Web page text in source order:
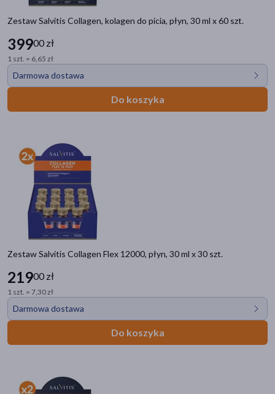
Zestaw Salvitis Collagen, kolagen do picia, płyn, 30 ml x 60 szt.
39900 zł
1 szt. = 6,65 zł
Darmowa dostawa
Do koszyka
Zestaw Salvitis Collagen Flex 12000, płyn, 30 ml x 30 szt.
21900 zł
1 szt. = 7,30 zł
Darmowa dostawa
Do koszyka